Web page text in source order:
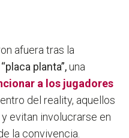
afuera tras la
“placa planta”,una
a los jugadores
del reality, aquellos
evitan involucrarse en
la convivencia.